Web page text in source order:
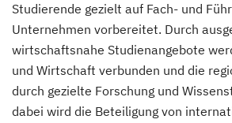
Studierende gezielt auf Fach- und
Unternehmen vorbereitet. Durch
wirtschaftsnahe Studienangebote
und Wirtschaft verbunden und die
durch gezielte Forschung und
dabei wird die Beteiligung von